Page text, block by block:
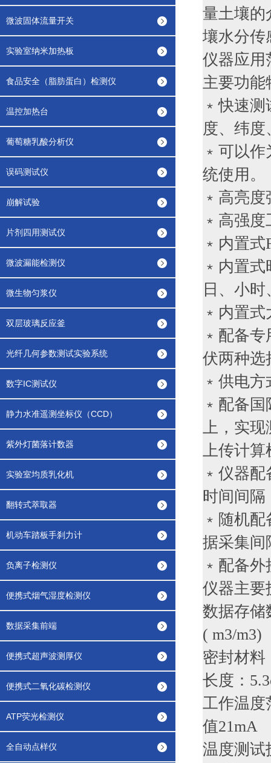
微波固体流量开关
实验室纳米加热板
食品安全（脂肪蛋白）检测仪
温控加热台
葡萄糖乳酸分析仪
误码测试仪
崩解试验
片剂四用测试仪
微波漏能检测仪
微生物匀浆仪
双层玻璃反应釜
光纤几何参数测试实验系统
数字IC测试仪
静力水准遥测坐标仪（CCD）
紫外灯菌落计数器
实验室均质乳化机
翻转式萃取器
机动车踏板手刹力计
负离子检测仪
便携式烟气湿度检测仪
数据采集前端
便携式超声波测厚仪
便携式二氧化碳检测仪
ATP荧光检测仪
全自动点样仪
量土壤的
壤水分传
仪器应用
主要功能
﹡快速
度、纬度
﹡可以
统使用。
﹡高亮
﹡高强
﹡内置
﹡内置
日、小
﹡内置
﹡配备
伏两种选
﹡供电
﹡配备
上，实现
上传计算
﹡仪器
时间间隔
﹡随机
据采集间
﹡配备
仪器主要
数据存储
( m3/
密封材
长度：
工作温
值21mA
温度测试